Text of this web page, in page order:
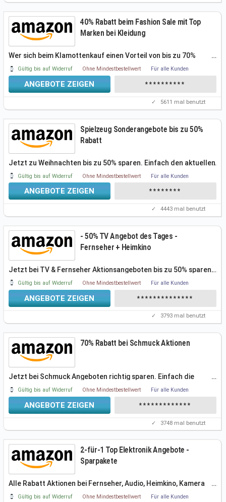
40% Rabatt beim Fashion Sale mit Top
Marken bei Kleidung
Wer sich beim Klamottenkauf einen Vorteil von bis zu 70%
sichern möchte, kann
…
Gültig bis auf Widerruf Ohne Mindestbestellwert Für alle Kunden
ANGEBOTE ZEIGEN **********
✓ 5611 mal benutzt
Spielzeug Sonderangebote bis zu 50%
Rabatt
Jetzt zu Weihnachten bis zu 50% sparen. Einfach den aktuellen
Spielzeug Sale
…
Gültig bis auf Widerruf Ohne Mindestbestellwert Für alle Kunden
ANGEBOTE ZEIGEN ********
✓4443 mal benutzt
- 50% TV Angebot des Tages -
Fernseher + Heimkino
Jetzt bei TV & Fernseher Aktionsangeboten bis zu 50% sparen.
Einfach die
…
Gültig bis auf Widerruf Ohne Mindestbestellwert Für alle Kunden
ANGEBOTE ZEIGEN **************
✓ 3793 mal benutzt
70% Rabatt bei Schmuck Aktionen
Jetzt bei Schmuck Angeboten richtig sparen. Einfach die
aktuellen Blitzangebote
…
Gültig bis auf Widerruf Ohne Mindestbestellwert Für alle Kunden
ANGEBOTE ZEIGEN *************
✓ 3748 mal benutzt
2-für-1 Top Elektronik Angebote -
Sparpakete
Alle Rabatt Aktionen bei Fernseher, Audio, Heimkino, Kamera
oder Handy. sowie
…
Gültig bis auf Widerruf Ohne Mindestbestellwert Für alle Kunden